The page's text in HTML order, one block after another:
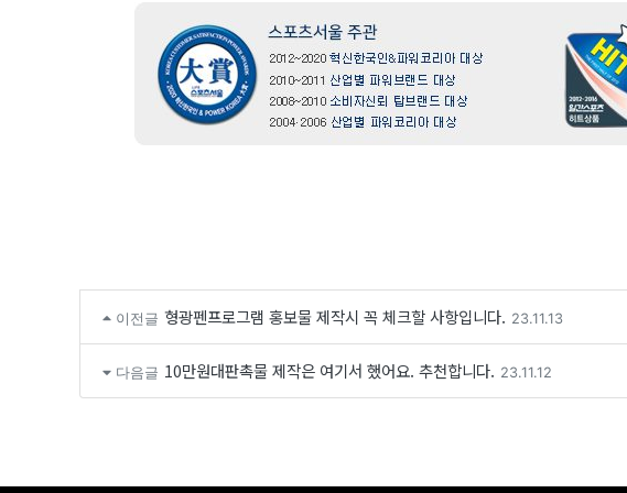
이전글 형광펜프로그램 홍보물 제작시 꼭 체크할 사항입니다. 23.11.13
다음글 10만원대판촉물 제작은 여기서 했어요. 추천합니다. 23.11.12